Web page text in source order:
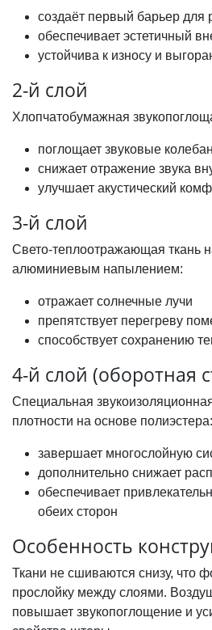
создаёт первый барьер для
обеспечивает эстетичный
устойчива к износу и
2-й слой
Хлопчатобумажная
поглощает звуковые
снижает отражение звука
улучшает акустический
3-й слой
Свето-теплоотражающая ткань
алюминиевым напылением:
отражает солнечные лучи
препятствует перегреву
способствует сохранению
4-й слой (оборотная
Специальная
плотности на основе полиэстера:
завершает многослойную
дополнительно снижает
обеспечивает
обеих сторон
Особенность
Ткани не сшиваются снизу, что
прослойку между слоями.
повышает звукопоглощение и